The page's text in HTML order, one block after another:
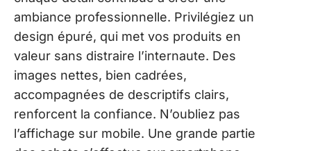
ambiance professionnelle. Privilégiez un
design épuré, qui met vos produits en
valeur sans distraire l’internaute. Des
images nettes, bien cadrées,
accompagnées de descriptifs clairs,
renforcent la confiance. N’oubliez pas
l’affichage sur mobile. Une grande partie